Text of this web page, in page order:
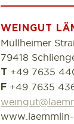
WEINGUT
Müllheimer
79418
T +49 7635
F +49 7635